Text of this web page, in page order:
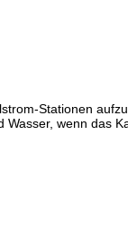
Stationen
wenn das